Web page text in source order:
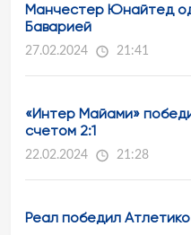
Манчестер Юнайтед
Баварией
27.02.2024 21:41
«Интер Майами»
счетом 2:1
22.02.2024 21:28
Реал победил